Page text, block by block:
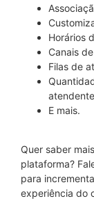
Horários
Canais
Filas de
E mais.
Quer saber
plataforma?
para
experiência do